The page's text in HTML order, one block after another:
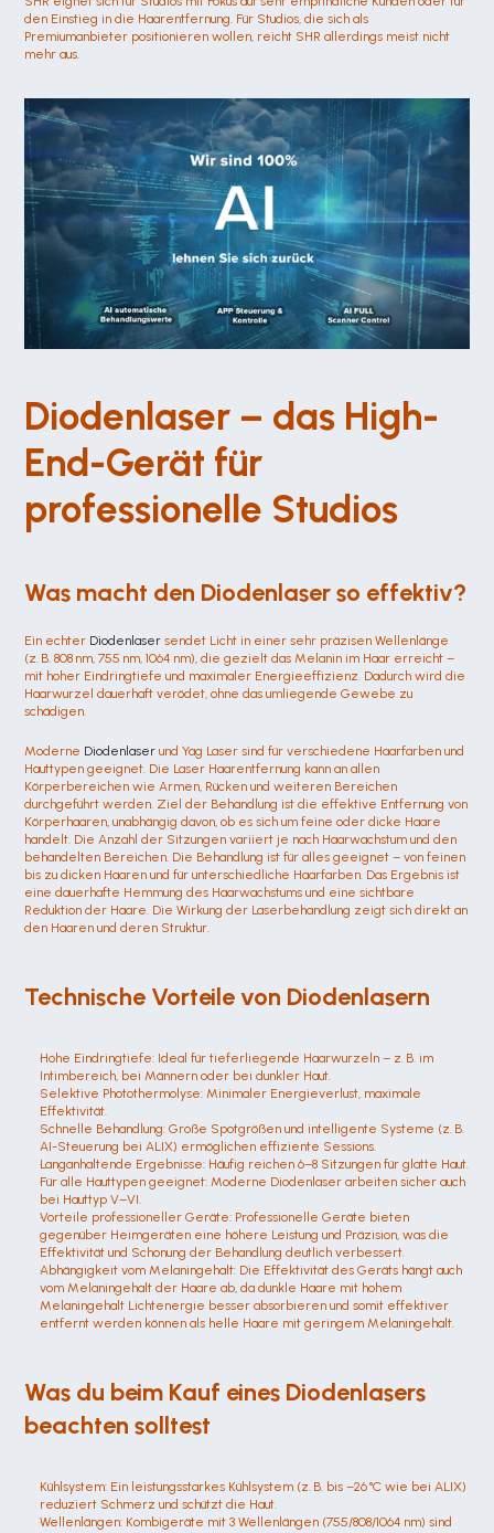
den Einstieg in die Haarentfernung. Für Studios, die sich als
Premiumanbieter positionieren wollen, reicht SHR allerdings meist nicht
mehr aus.
Diodenlaser – das High-
End-Gerät für
professionelle Studios
Was macht den Diodenlaser so effektiv?
Ein echter Diodenlaser sendet Licht in einer sehr präzisen Wellenlänge
(z. B. 808 nm, 755 nm, 1064 nm), die gezielt das Melanin im Haar erreicht –
mit hoher Eindringtiefe und maximaler Energieeffizienz. Dadurch wird die
Haarwurzel dauerhaft verödet, ohne das umliegende Gewebe zu
schädigen.
Moderne Diodenlaser und Yag Laser sind für verschiedene Haarfarben und
Hauttypen geeignet. Die Laser Haarentfernung kann an allen
Körperbereichen wie Armen, Rücken und weiteren Bereichen
durchgeführt werden. Ziel der Behandlung ist die effektive Entfernung von
Körperhaaren, unabhängig davon, ob es sich um feine oder dicke Haare
handelt. Die Anzahl der Sitzungen variiert je nach Haarwachstum und den
behandelten Bereichen. Die Behandlung ist für alles geeignet – von feinen
bis zu dicken Haaren und für unterschiedliche Haarfarben. Das Ergebnis ist
eine dauerhafte Hemmung des Haarwachstums und eine sichtbare
Reduktion der Haare. Die Wirkung der Laserbehandlung zeigt sich direkt an
den Haaren und deren Struktur.
Technische Vorteile von Diodenlasern
Hohe Eindringtiefe: Ideal für tieferliegende Haarwurzeln – z. B. im
Intimbereich, bei Männern oder bei dunkler Haut.
Selektive Photothermolyse: Minimaler Energieverlust, maximale
Effektivität.
Schnelle Behandlung: Große Spotgrößen und intelligente Systeme (z. B.
AI-Steuerung bei ALIX) ermöglichen effiziente Sessions.
Langanhaltende Ergebnisse: Häufig reichen 6–8 Sitzungen für glatte Haut.
Für alle Hauttypen geeignet: Moderne Diodenlaser arbeiten sicher auch
bei Hauttyp V–VI.
Vorteile professioneller Geräte: Professionelle Geräte bieten
gegenüber Heimgeräten eine höhere Leistung und Präzision, was die
Effektivität und Schonung der Behandlung deutlich verbessert.
Abhängigkeit vom Melaningehalt: Die Effektivität des Geräts hängt auch
vom Melaningehalt der Haare ab, da dunkle Haare mit hohem
Melaningehalt Lichtenergie besser absorbieren und somit effektiver
entfernt werden können als helle Haare mit geringem Melaningehalt.
Was du beim Kauf eines Diodenlasers
beachten solltest
Kühlsystem: Ein leistungsstarkes Kühlsystem (z. B. bis –26 °C wie bei ALIX)
reduziert Schmerz und schützt die Haut.
Wellenlängen: Kombigeräte mit 3 Wellenlängen (755/808/1064 nm) sind